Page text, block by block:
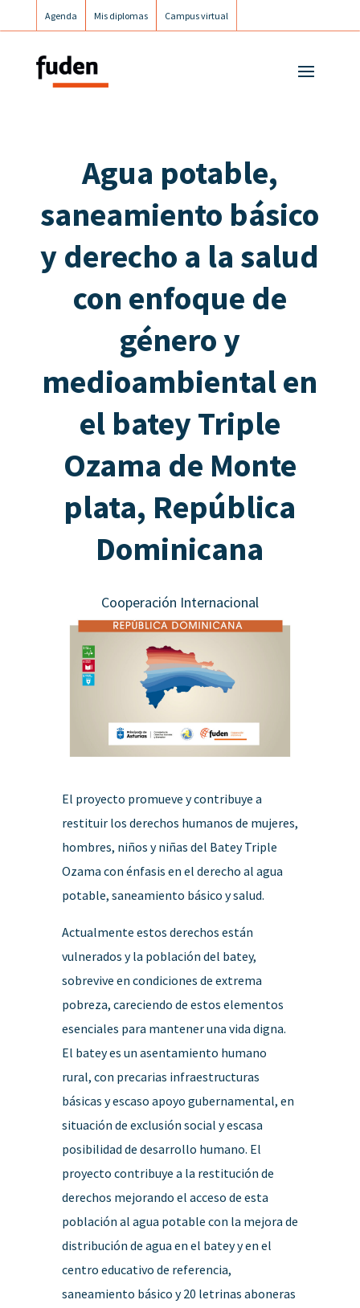
Agenda Mis diplomas Campus virtual
Agua potable,
saneamiento básico
y derecho a la salud
con enfoque de
género y
medioambiental en
el batey Triple
Ozama de Monte
plata, República
Dominicana
Cooperación Internacional
El proyecto promueve y contribuye a
restituir los derechos humanos de mujeres,
hombres, niños y niñas del Batey Triple
Ozama con énfasis en el derecho al agua
potable, saneamiento básico y salud.
Actualmente estos derechos están
vulnerados y la población del batey,
sobrevive en condiciones de extrema
pobreza, careciendo de estos elementos
esenciales para mantener una vida digna.
El batey es un asentamiento humano
rural, con precarias infraestructuras
básicas y escaso apoyo gubernamental, en
situación de exclusión social y escasa
posibilidad de desarrollo humano. El
proyecto contribuye a la restitución de
derechos mejorando el acceso de esta
población al agua potable con la mejora de
distribución de agua en el batey y en el
centro educativo de referencia,
saneamiento básico y 20 letrinas aboneras